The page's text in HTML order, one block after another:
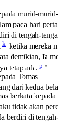
murid-
pada hari
di tengah-
k ketika mereka
demikian, Ia
tetap ada. p "
Tomas
dari kedua
berkata
tidak akan
berdiri di